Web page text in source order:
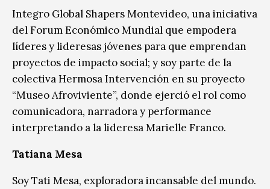
Integro Global Shapers Montevideo, una iniciativa
del Forum Económico Mundial que empodera
líderes y lideresas jóvenes para que emprendan
proyectos de impacto social; y soy parte de la
colectiva Hermosa Intervención en su proyecto
“Museo Afroviviente”, donde ejerció el rol como
comunicadora, narradora y performance
interpretando a la lideresa Marielle Franco.
Tatiana Mesa
Soy Tati Mesa, exploradora incansable del mundo.